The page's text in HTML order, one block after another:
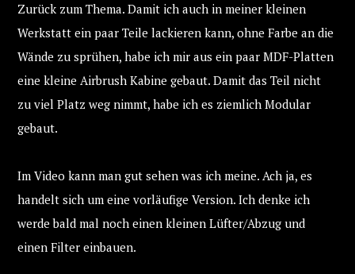
Zurück zum Thema. Damit ich auch in meiner kleinen
Werkstatt ein paar Teile lackieren kann, ohne Farbe an die
Wände zu sprühen, habe ich mir aus ein paar MDF-Platten
eine kleine Airbrush Kabine gebaut. Damit das Teil nicht
zu viel Platz weg nimmt, habe ich es ziemlich Modular
gebaut.
Im Video kann man gut sehen was ich meine. Ach ja, es
handelt sich um eine vorläufige Version. Ich denke ich
werde bald mal noch einen kleinen Lüfter/Abzug und
einen Filter einbauen.